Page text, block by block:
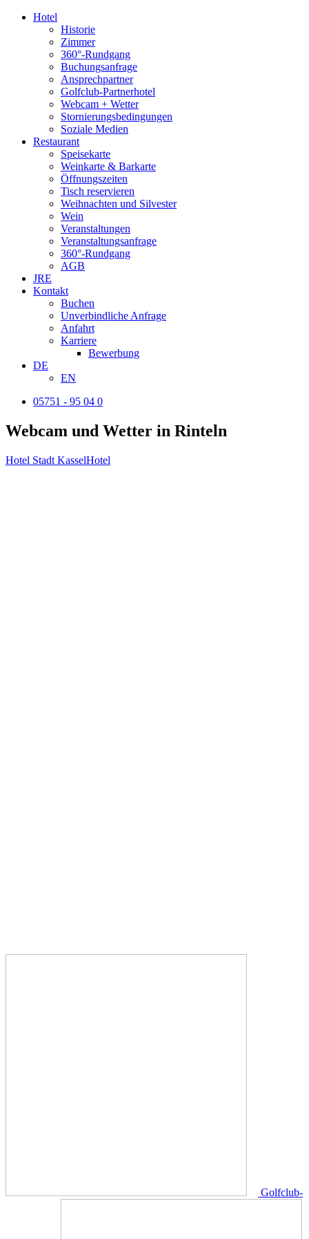
Hotel
Historie
Zimmer
360°-Rundgang
Buchungsanfrage
Ansprechpartner
Golfclub-Partnerhotel
Webcam + Wetter
Stornierungsbedingungen
Soziale Medien
Restaurant
Speisekarte
Weinkarte & Barkarte
Öffnungszeiten
Tisch reservieren
Weihnachten und Silvester
Wein
Veranstaltungen
Veranstaltungsanfrage
360°-Rundgang
AGB
JRE
Kontakt
Buchen
Unverbindliche Anfrage
Anfahrt
Karriere
Bewerbung
DE
EN
05751 - 95 04 0
Webcam und Wetter in Rinteln
Hotel Stadt KasselHotel
Golfclub-